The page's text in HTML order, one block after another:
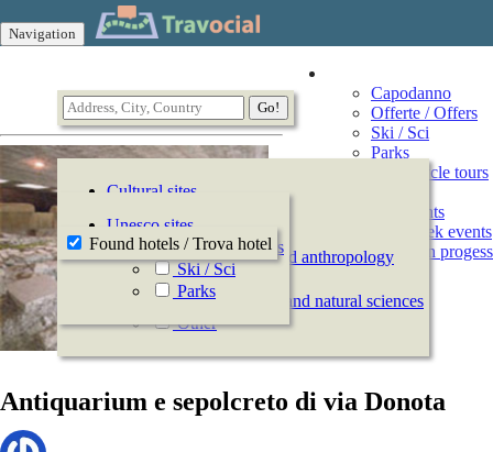
Navigation
Capodanno
Offerte / Offers
Ski / Sci
Parks
Motorcycle tours
All Events
This week events
Events in progess
Antiquarium e sepolcreto di via Donota
Cultural sites
Archeology
Ethnography and anthropology
Arts
Natural history and natural sciences
Other
Unesco sites
Offerte / Offers
Ski / Sci
Parks
Found hotels / Trova hotel